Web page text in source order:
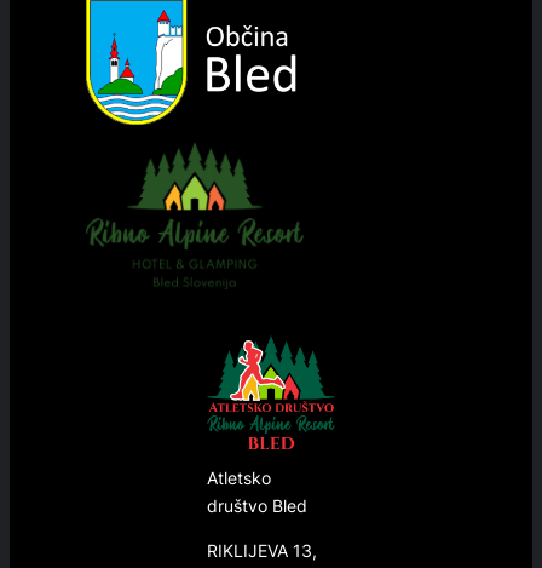
Atletsko
društvo Bled
RIKLIJEVA 13,